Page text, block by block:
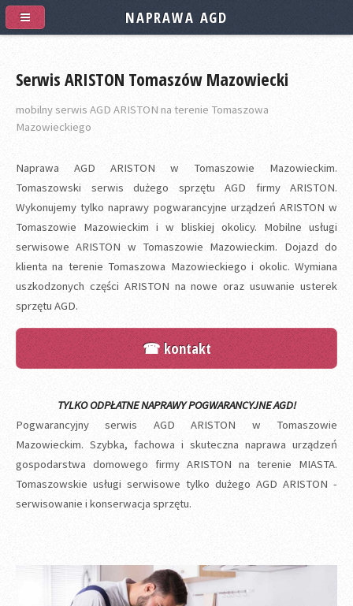
Serwis ARISTON Tomaszów Mazowiecki
mobilny serwis AGD ARISTON na terenie Tomaszowa
Mazowieckiego
Naprawa AGD ARISTON w Tomaszowie Mazowieckim.
Tomaszowski serwis dużego sprzętu AGD firmy ARISTON.
Wykonujemy tylko naprawy pogwarancyjne urządzeń ARISTON w
Tomaszowie Mazowieckim i w bliskiej okolicy. Mobilne usługi
serwisowe ARISTON w Tomaszowie Mazowieckim. Dojazd do
klienta na terenie Tomaszowa Mazowieckiego i okolic. Wymiana
uszkodzonych części ARISTON na nowe oraz usuwanie usterek
sprzętu AGD.
☎ kontakt
TYLKO ODPŁATNE NAPRAWY POGWARANCYJNE AGD!
Pogwarancyjny serwis AGD ARISTON w Tomaszowie
Mazowieckim. Szybka, fachowa i skuteczna naprawa urządzeń
gospodarstwa domowego firmy ARISTON na terenie MIASTA.
Tomaszowskie usługi serwisowe tylko dużego AGD ARISTON -
serwisowanie i konserwacja sprzętu.
NAPRAWA AGD